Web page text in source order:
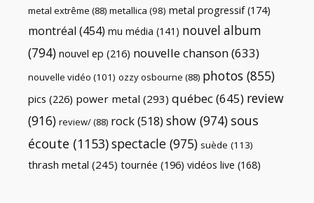
metal extrême (88) metallica (98) metal progressif(174)
montréal (454) mu média (141) nouvel album
(794) nouvel ep (216) nouvelle chanson(633)
nouvelle vidéo (101) ozzy osbourne (88) photos (855)
pics (226) power metal (293) québec(645) review
(916) review/(88) rock(518) show (974) sous
écoute (1153)spectacle (975) suède (113)
thrash metal (245) tournée (196) vidéos live (168)